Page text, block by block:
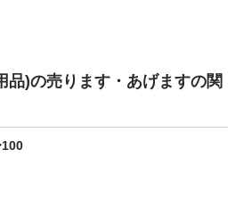
品)の売ります・あげますの関